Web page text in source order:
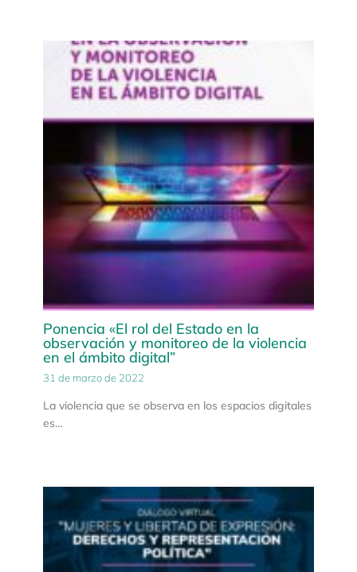
Ponencia «El rol del Estado en la
observación y monitoreo de la violencia
en el ámbito digital”
31 de marzo de 2022
La violencia que se observa en los espacios digitales
es…